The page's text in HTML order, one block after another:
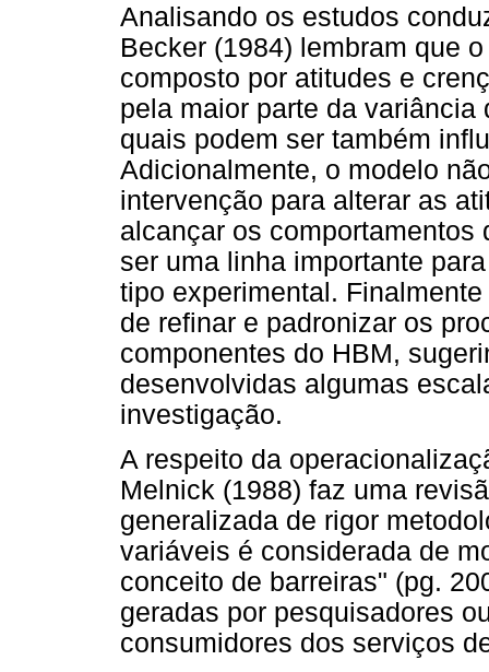
Analisando os estudos
Becker (1984) lembram que
composto por atitudes e
pela maior parte da
quais podem ser também
Adicionalmente, o modelo
intervenção para alterar as
alcançar os
ser uma linha importante
tipo experimental.
de refinar e padronizar os
componentes do HBM,
desenvolvidas algumas
investigação.
A respeito da
Melnick (1988) faz uma
generalizada de rigor
variáveis é considerada de
conceito de barreiras" (pg.
geradas por pesquisadores
consumidores dos serviços